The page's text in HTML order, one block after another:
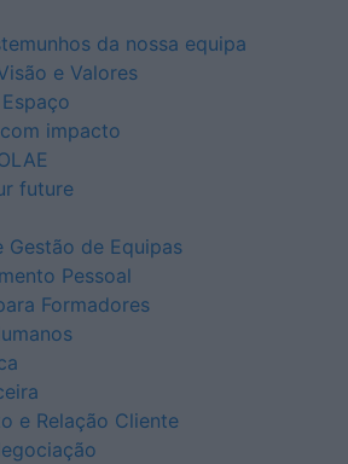
da nossa equipa
e Valores
impacto
future
Gestão de Equipas
Pessoal
Formadores
e Relação Cliente